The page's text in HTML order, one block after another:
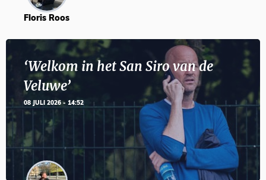
Floris Roos
‘Welkom in het San Siro van de
Veluwe’
08 JULI 2026 - 14:52